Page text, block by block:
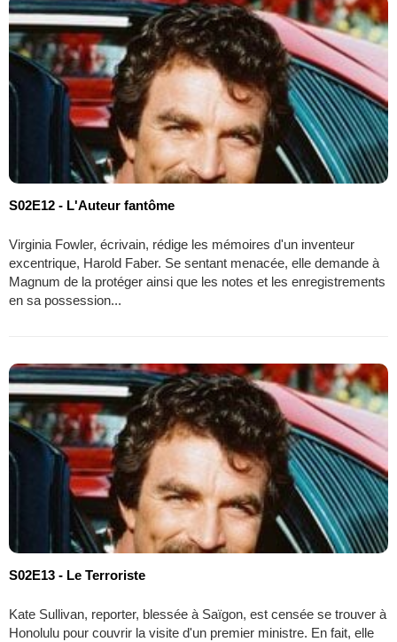
S02E12 - L'Auteur fantôme
Virginia Fowler, écrivain, rédige les mémoires d'un inventeur
excentrique, Harold Faber. Se sentant menacée, elle demande à
Magnum de la protéger ainsi que les notes et les enregistrements
en sa possession...
S02E13 - Le Terroriste
Kate Sullivan, reporter, blessée à Saïgon, est censée se trouver à
Honolulu pour couvrir la visite d'un premier ministre. En fait, elle